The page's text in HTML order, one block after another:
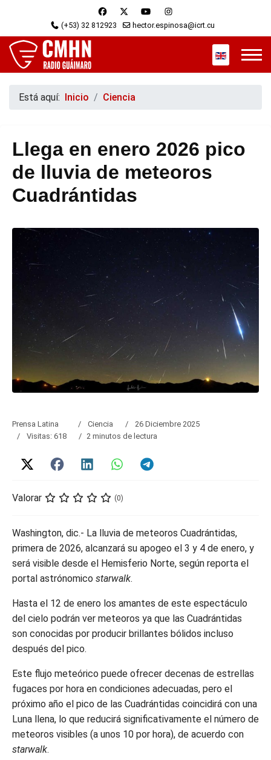
(+53) 32 812923 hector.espinosa@icrt.cu
Seleccione
Está aquí: Inicio Ciencia
Llega en enero 2026 pico
de lluvia de meteoros
Cuadrántidas
Prensa Latina Ciencia
26 Diciembre 2025
Visitas: 618
2 minutos de lectura
Valorar (0)
Washington, dic.- La lluvia de meteoros Cuadrántidas,
primera de 2026, alcanzará su apogeo el 3 y 4 de enero, y
será visible desde el Hemisferio Norte, según reporta el
portal astrónomico starwalk.
Hasta el 12 de enero los amantes de este espectáculo
del cielo podrán ver meteoros ya que las Cuadrántidas
son conocidas por producir brillantes bólidos incluso
después del pico.
Este flujo meteórico puede ofrecer decenas de estrellas
fugaces por hora en condiciones adecuadas, pero el
próximo año el pico de las Cuadrántidas coincidirá con una
Luna llena, lo que reducirá significativamente el número de
meteoros visibles (a unos 10 por hora), de acuerdo con
starwalk.